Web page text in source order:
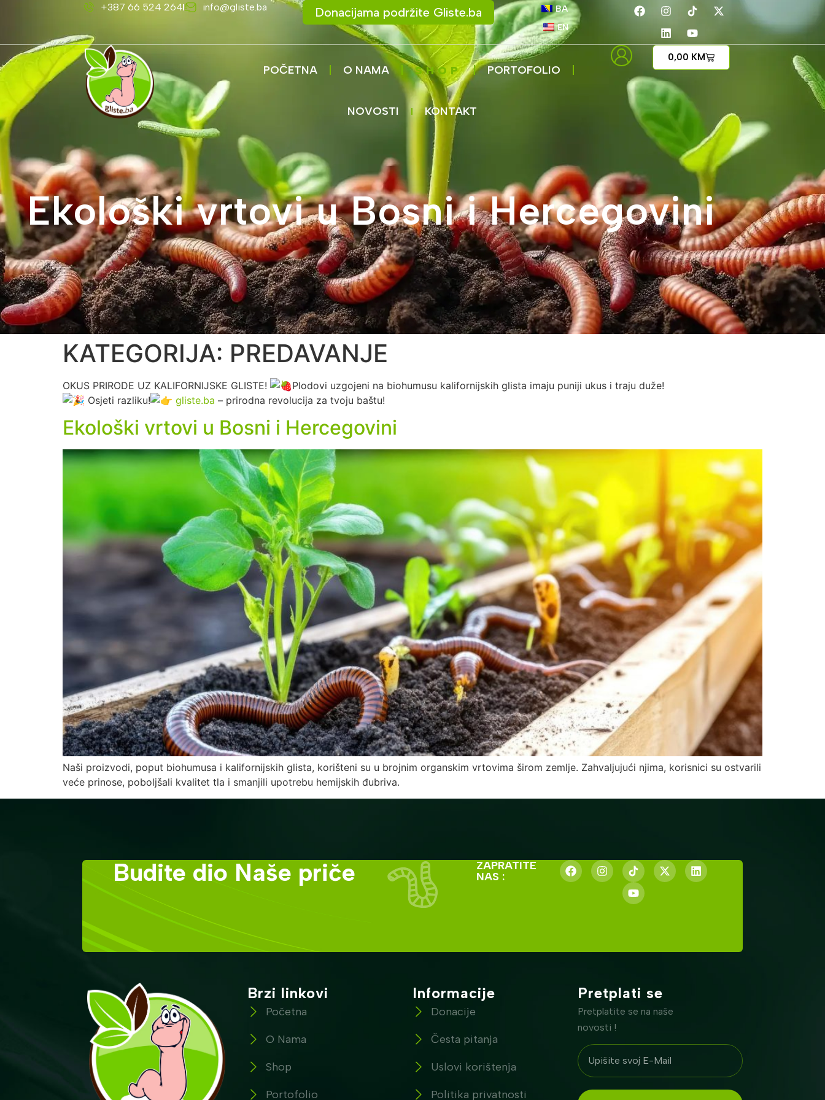
+387 66 524 264 info@gliste.ba Donacijama podržite Gliste.ba
BA
EN
POČETNA O NAMA SHOP PORTOFOLIO
NOVOSTI KONTAKT
0,00 KM
Ekološki vrtovi u Bosni i Hercegovini
KATEGORIJA: PREDAVANJE
OKUS PRIRODE UZ KALIFORNIJSKE GLISTE!
Plodovi uzgojeni na biohumusu kalifornijskih glista imaju puniji ukus i traju duže!
Osjeti razliku!
gliste.ba – prirodna revolucija za tvoju baštu!
Ekološki vrtovi u Bosni i Hercegovini
Naši proizvodi, poput biohumusa i kalifornijskih glista, korišteni su u brojnim organskim vrtovima širom zemlje. Zahvaljujući njima, korisnici su ostvarili
veće prinose, poboljšali kvalitet tla i smanjili upotrebu hemijskih đubriva.
Budite dio Naše priče
ZAPRATITE
NAS :
Brzi linkovi
Početna
O Nama
Shop
Portofolio
Informacije
Donacije
Česta pitanja
Uslovi korištenja
Politika privatnosti
Pretplati se
Pretplatite se na naše
novosti !